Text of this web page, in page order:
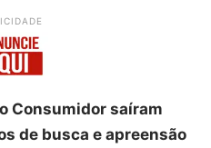
Consumidor saíram
de busca e apreensão